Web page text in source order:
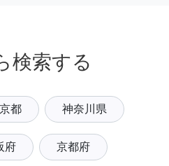
検索する
都 神奈川県
府 京都府